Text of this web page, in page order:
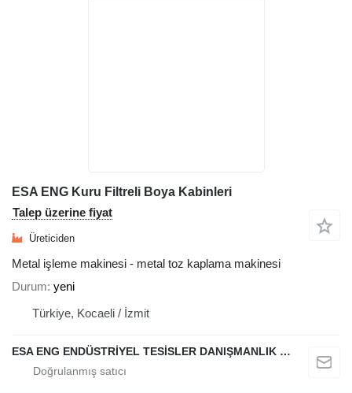
ESA ENG Kuru Filtreli Boya Kabinleri
Talep üzerine fiyat
Üreticiden
Metal işleme makinesi - metal toz kaplama makinesi
Durum yeni
Türkiye, Kocaeli / İzmit
ESA ENG ENDÜSTRİYEL TESİSLER DANIŞMANLIK DIŞ TİCARET VE SANAYİ LİMİTED ŞİRKETİ